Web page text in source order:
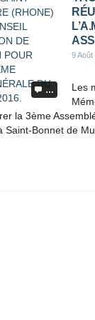
…
9 Août
Les
la 3ème
Saint-Bonnet de